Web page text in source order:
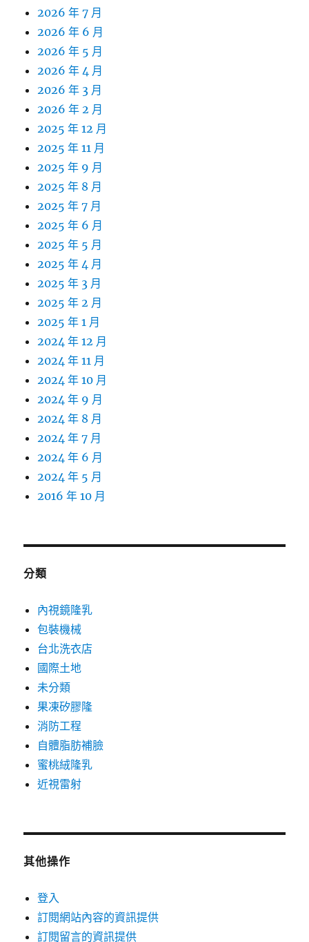
2026 年 7 月
2026 年 6 月
2026 年 5 月
2026 年 4 月
2026 年 3 月
2026 年 2 月
2025 年 12 月
2025 年 11 月
2025 年 9 月
2025 年 8 月
2025 年 7 月
2025 年 6 月
2025 年 5 月
2025 年 4 月
2025 年 3 月
2025 年 2 月
2025 年 1 月
2024 年 12 月
2024 年 11 月
2024 年 10 月
2024 年 9 月
2024 年 8 月
2024 年 7 月
2024 年 6 月
2024 年 5 月
2016 年 10 月
分類
內視鏡隆乳
包裝機械
台北洗衣店
國際土地
未分類
果凍矽膠隆
消防工程
自體脂肪補臉
蜜桃絨隆乳
近視雷射
其他操作
登入
訂閱網站內容的資訊提供
訂閱留言的資訊提供